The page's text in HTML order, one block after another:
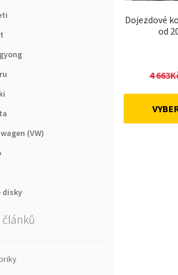
(VW)
disky
článků
Dojezdové
od
4 663